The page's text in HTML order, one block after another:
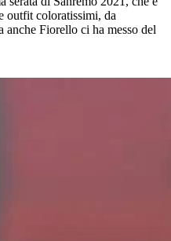
outfit coloratissimi, da
Fiorello ci ha messo del